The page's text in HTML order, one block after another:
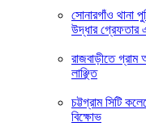
সোনারগাঁও থানা
উদ্ধার গ্রেফতার
রাজবাড়ীতে
লাঞ্ছিত
চট্টগ্রাম সিটি
বিক্ষোভ